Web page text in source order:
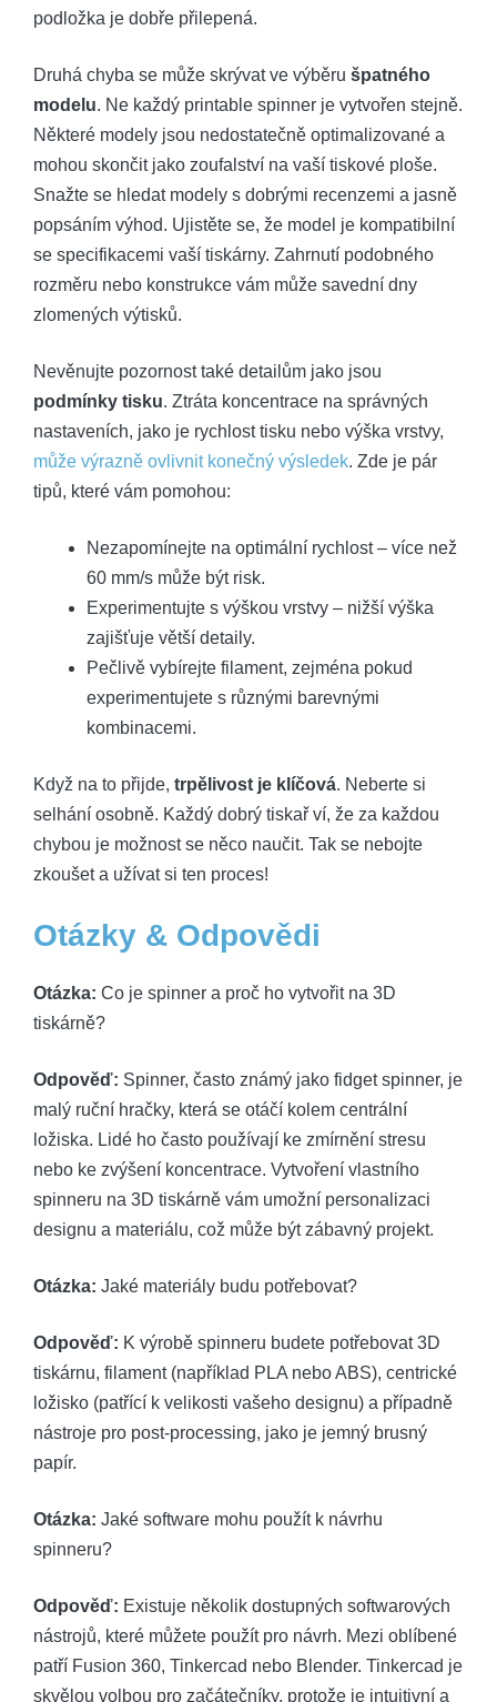
podložka je dobře přilepená.
Druhá chyba se může skrývat ve výběru špatného
modelu. Ne každý printable spinner je vytvořen stejně.
Některé modely jsou nedostatečně optimalizované a
mohou skončit jako zoufalství na vaší tiskové ploše.
Snažte se hledat modely s dobrými recenzemi a jasně
popsáním výhod. Ujistěte se, že model je kompatibilní
se specifikacemi vaší tiskárny. Zahrnutí podobného
rozměru nebo konstrukce vám může savední dny
zlomených výtisků.
Nevěnujte pozornost také detailům jako jsou
podmínky tisku. Ztráta koncentrace na správných
nastaveních, jako je rychlost tisku nebo výška vrstvy,
může výrazně ovlivnit konečný výsledek. Zde je pár
tipů, které vám pomohou:
Nezapomínejte na optimální rychlost – více než
60 mm/s může být risk.
Experimentujte s výškou vrstvy – nižší výška
zajišťuje větší detaily.
Pečlivě vybírejte filament, zejména pokud
experimentujete s různými barevnými
kombinacemi.
Když na to přijde, trpělivost je klíčová. Neberte si
selhání osobně. Každý dobrý tiskař ví, že za každou
chybou je možnost se něco naučit. Tak se nebojte
zkoušet a užívat si ten proces!
Otázky & Odpovědi
Otázka: Co je spinner a proč ho vytvořit na 3D
tiskárně?
Odpověď: Spinner, často známý jako fidget spinner, je
malý ruční hračky, která se otáčí kolem centrální
ložiska. Lidé ho často používají ke zmírnění stresu
nebo ke zvýšení koncentrace. Vytvoření vlastního
spinneru na 3D tiskárně vám umožní personalizaci
designu a materiálu, což může být zábavný projekt.
Otázka: Jaké materiály budu potřebovat?
Odpověď: K výrobě spinneru budete potřebovat 3D
tiskárnu, filament (například PLA nebo ABS), centrické
ložisko (patřící k velikosti vašeho designu) a případně
nástroje pro post-processing, jako je jemný brusný
papír.
Otázka: Jaké software mohu použít k návrhu
spinneru?
Odpověď: Existuje několik dostupných softwarových
nástrojů, které můžete použít pro návrh. Mezi oblíbené
patří Fusion 360, Tinkercad nebo Blender. Tinkercad je
skvělou volbou pro začátečníky, protože je intuitivní a